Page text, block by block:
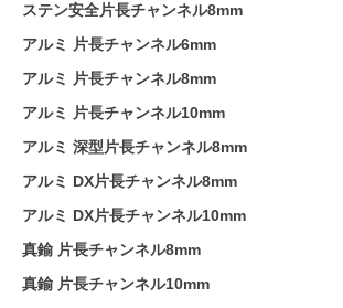
ステン安全片長チャンネル8mm
アルミ 片長チャンネル6mm
アルミ 片長チャンネル8mm
アルミ 片長チャンネル10mm
アルミ 深型片長チャンネル8mm
アルミ DX片長チャンネル8mm
アルミ DX片長チャンネル10mm
真鍮 片長チャンネル8mm
真鍮 片長チャンネル10mm